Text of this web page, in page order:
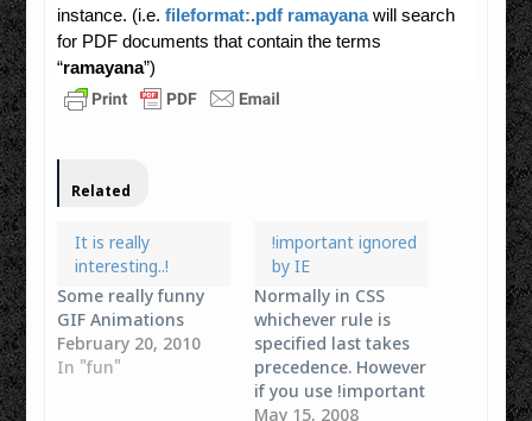
instance. (i.e.fileformat:.pdf ramayanawill search
for PDF documents that contain the terms
“ramayana”)
Related
It is really
interesting..!
Some really funny
GIF Animations
February 20, 2010
In "fun"
!important ignored
by IE
Normally in CSS
whichever rule is
specified last takes
precedence. However
if you use !important
after a command
May 15, 2008